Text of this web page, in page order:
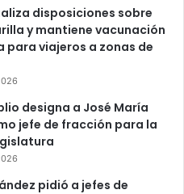
disposiciones sobre
y mantiene vacunación
viajeros a zonas de
designa a José María
jefe de fracción para la
pidió a jefes de